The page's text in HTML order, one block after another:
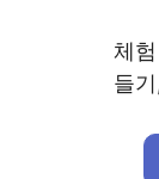
체
들